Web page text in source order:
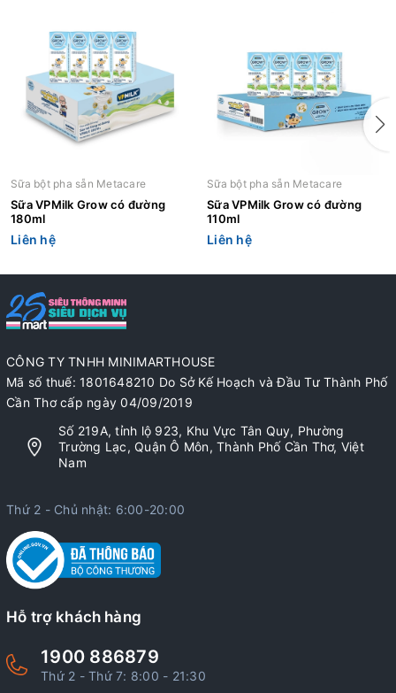
Sữa bột pha sẵn Metacare
Sữa VPMilk Grow có đường
180ml
Liên hệ
Sữa bột pha sẵn Metacare
Sữa VPMilk Grow có đường
110ml
Liên hệ
CÔNG TY TNHH MINIMARTHOUSE
Mã số thuế: 1801648210 Do Sở Kế Hoạch và Đầu Tư Thành Phố
Cần Thơ cấp ngày 04/09/2019
Số 219A, tỉnh lộ 923, Khu Vực Tân Quy, Phường
Trường Lạc, Quận Ô Môn, Thành Phố Cần Thơ, Việt
Nam
Thứ 2 - Chủ nhật: 6:00-20:00
Hỗ trợ khách hàng
1900 886879
Thứ 2 - Thứ 7: 8:00 - 21:30